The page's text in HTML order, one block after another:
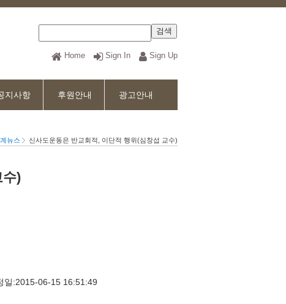
지사항 후원안내 광고안내
Home Sign In Sign Up
뉴스 신사도운동은 반교회적, 이단적 행위(심창섭 교수)
수)
일:2015-06-15 16:51:49